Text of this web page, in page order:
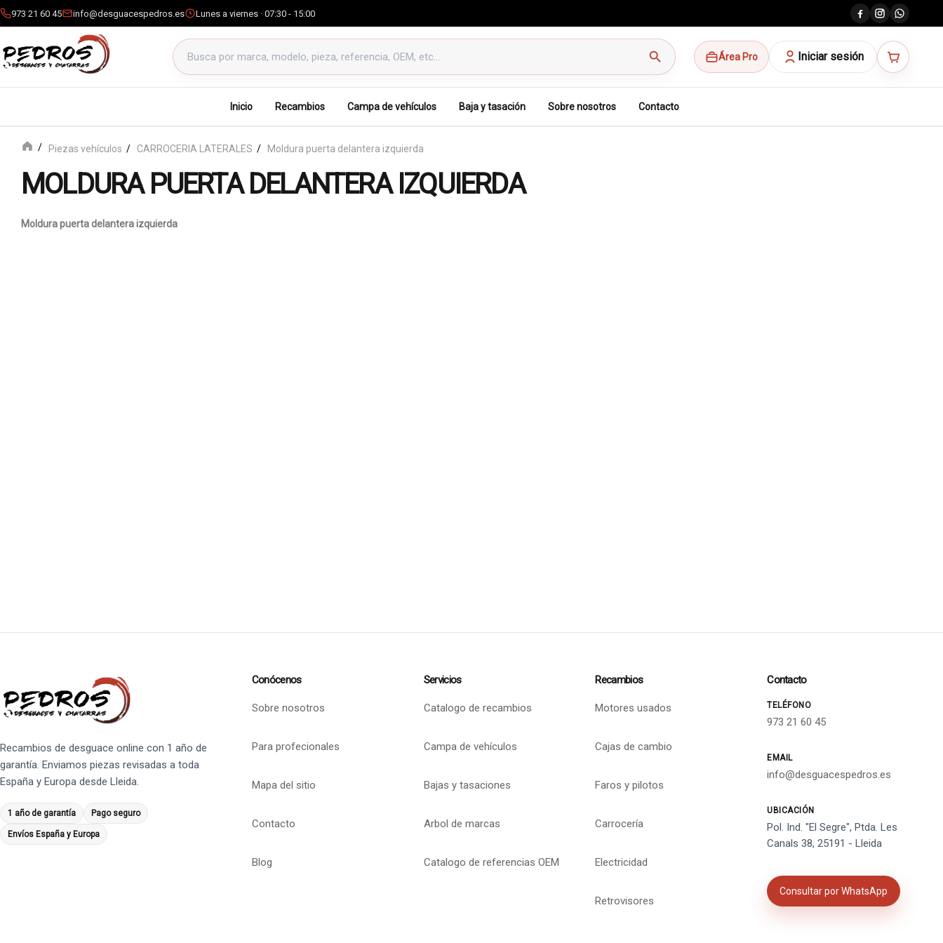
973 21 60 45 info@desguacespedros.es Lunes a viernes · 07:30 - 15:00
Buscar productos
search Área Pro Iniciar sesión
Inicio Recambios Campa de vehículos Baja y tasación Sobre nosotros Contacto
Piezas vehículos CARROCERIA LATERALES Moldura puerta delantera izquierda
MOLDURA PUERTA DELANTERA IZQUIERDA
Moldura puerta delantera izquierda
Recambios de desguace online con 1 año de
garantía. Enviamos piezas revisadas a toda
España y Europa desde Lleida.
1 año de garantía Pago seguro
Envíos España y Europa
Conócenos
Sobre nosotros
Para profecionales
Mapa del sitio
Contacto
Blog
Servicios
Catalogo de recambios
Campa de vehículos
Bajas y tasaciones
Arbol de marcas
Catalogo de referencias OEM
Recambios
Motores usados
Cajas de cambio
Faros y pilotos
Carrocería
Electricidad
Retrovisores
Contacto
TELÉFONO
973 21 60 45
EMAIL
info@desguacespedros.es
UBICACIÓN
Pol. Ind. "El Segre", Ptda. Les
Canals 38, 25191 - Lleida
Consultar por WhatsApp